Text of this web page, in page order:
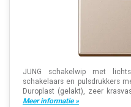
JUNG schakelwip met
schakelaars en pulsdrukkers
Duroplast (gelakt), zeer
Meer informatie »